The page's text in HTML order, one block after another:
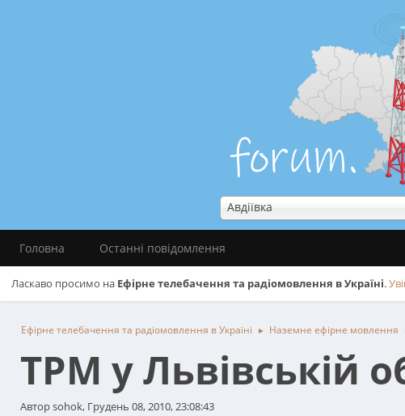
Авдіївка
Головна Останні повідомлення
Ласкаво просимо на Ефірне телебачення та радіомовлення в Україні.
Ефірне телебачення та радіомовлення в Україні ► Наземне ефірне мовлення
ТРМ у Львівській
Автор sohok, Грудень 08, 2010, 23:08:43